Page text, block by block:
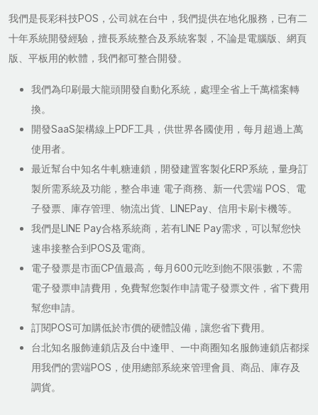
我們是長彩科技POS，公司就在台中，我們提供在地化服務，已有二
十年系統開發經驗，擅長系統整合及系統客製，不論是電腦版、網頁
版、平板用的軟體，我們都可整合開發。
我們為印刷最大龍頭開發自動化系統，處理全省上千萬檔案轉
換。
開發SaaS架構線上PDF工具，供世界各國使用，每月超過上萬
使用者。
最近幫台中知名牛軋糖連鎖，開發建置客製化ERP系統，量身訂
製所需系統及功能，整合串連 電子商務、新一代雲端 POS、電
子發票、庫存管理、物流出貨、LINEPay、信用卡刷卡機等。
我們是LINE Pay合格系統商，若有LINE Pay需求，可以幫您快
速串接整合到POS及電商。
電子發票是市面CP值最高，每月600元吃到飽不限張數，不需
電子發票申請費用，免費幫您製作申請電子發票文件，省下費用
幫您申請。
訂閱POS可加購低於市價的硬體設備，讓您省下費用。
台北知名服飾連鎖店及台中逢甲、一中商圈知名服飾連鎖店都採
用我們的雲端POS，使用總部系統來管理會員、商品、庫存及
調貨。